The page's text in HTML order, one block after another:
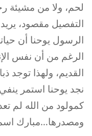
لحم، ولا من مشيئة
التفصيل مقصود، يريد
الرسول يوحنا أن
الرغم من أن نفس
القديم، ولهذا توجد
نجد يوحنا استمر
كمولود من الله لم
ومصدرها…مبارك